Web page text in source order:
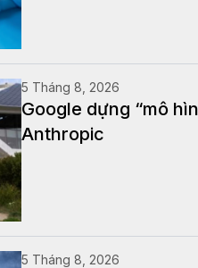
5 Tháng 8, 2026
Google dựng “mô
Anthropic
5 Tháng 8, 2026